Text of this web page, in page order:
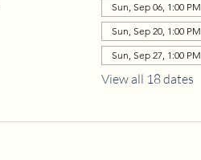
Sun, Sep 06, 1:00 PM
Sun, Sep 20, 1:00 PM
Sun, Sep 27, 1:00 PM
View all 18 dates